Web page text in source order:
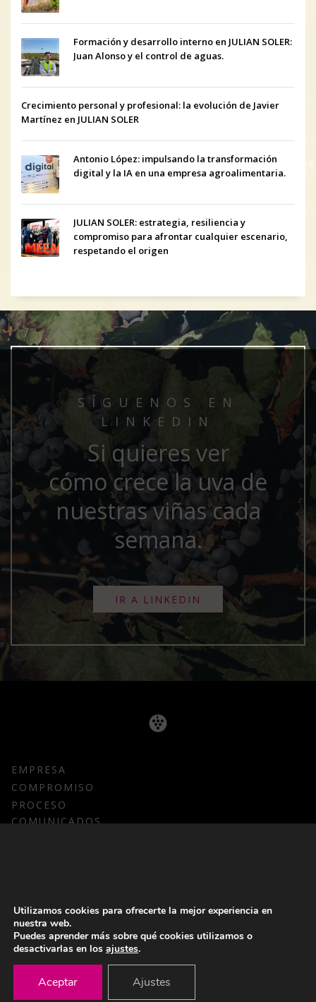
Formación y desarrollo interno en JULIAN SOLER:
Juan Alonso y el control de aguas.
Crecimiento personal y profesional: la evolución de Javier
Martínez en JULIAN SOLER
Antonio López: impulsando la transformación
digital y la IA en una empresa agroalimentaria.
JULIAN SOLER: estrategia, resiliencia y
compromiso para afrontar cualquier escenario,
respetando el origen
SÍGUENOS EN
LINKEDIN
Si quieres ver
cómo crece la uva de
nuestras viñas cada
semana.
IR A LINKEDIN
EMPRESA
COMPROMISO
PROCESO
COMUNICADOS
NOTICIAS
CONTACTO
KIT DE PRENSA
CANAL DE DENUNCIAS
ACCESO A EMPLEADOS >
Utilizamos cookies para ofrecerte la mejor experiencia en
nuestra web.
Puedes aprender más sobre qué cookies utilizamos o
desactivarlas en los ajustes.
Aceptar Ajustes